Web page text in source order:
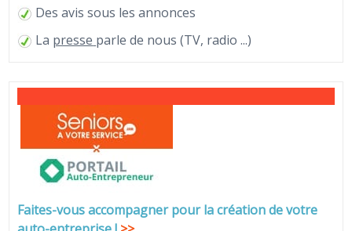
Des avis sous les annonces
La presse parle de nous (TV, radio ...)
Faites-vous accompagner pour la création de votre